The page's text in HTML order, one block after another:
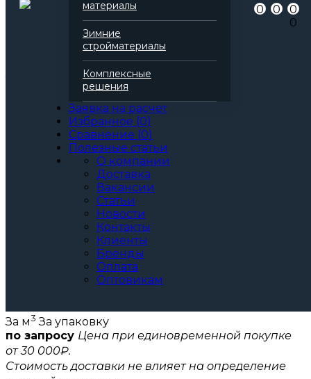
материалы
Зимние
стройматериалы
Комплексные
решения
Заявка на расчет
Избранное (0)
Сравнение (0)
Полезные статьи
О компании
Доставка
Вакансии
Статьи
Новости
Контакты
Клиенты
Бренды
Оплата
Оптовикам
0 0
0
0
Технониколь
Технофас
Эффект
Базальтовая вата
Все характеристики
За м3 За упаковку
по запросу Цена при единовременной покупке
от 30 000₽.
Стоимость доставки не влияет на определение